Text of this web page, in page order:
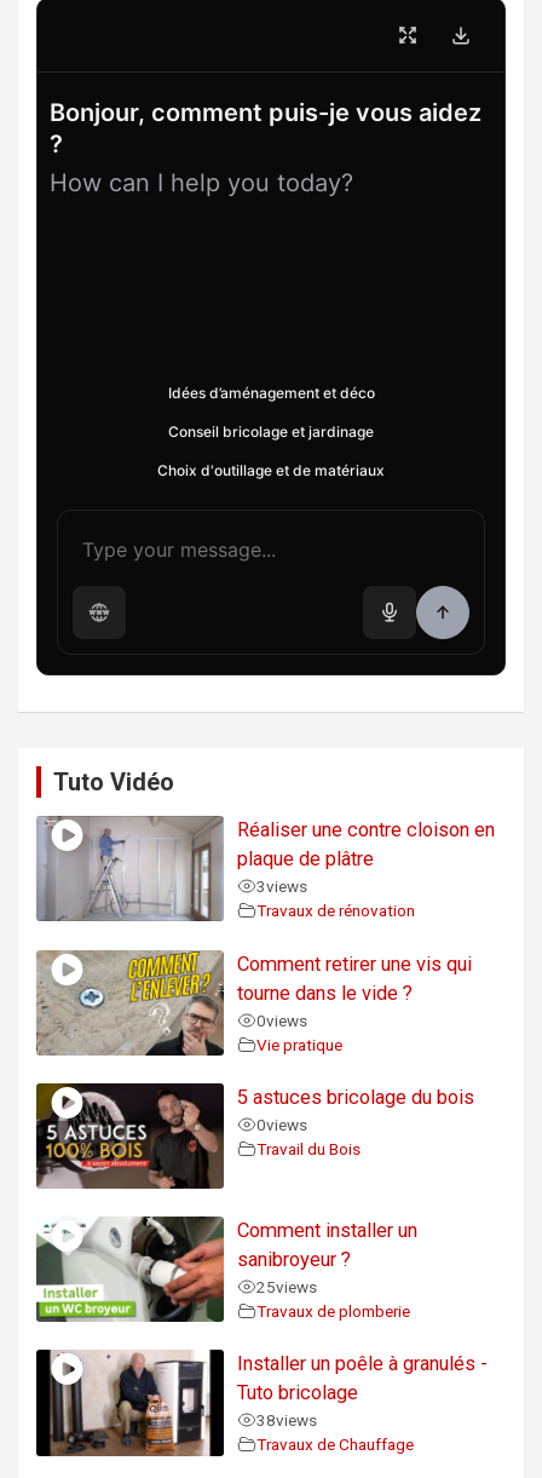
Bonjour, comment puis-je vous aidez
?
How can I help you today?
Idées d’aménagement et déco
Conseil bricolage et jardinage
Choix d'outillage et de matériaux
Tuto Vidéo
Réaliser une contre cloison en
plaque de plâtre
3views
Travaux de rénovation
Comment retirer une vis qui
tourne dans le vide ?
0views
Vie pratique
5 astuces bricolage du bois
0views
Travail du Bois
Comment installer un
sanibroyeur ?
25views
Travaux de plomberie
Installer un poêle à granulés -
Tuto bricolage
38views
Travaux de Chauffage